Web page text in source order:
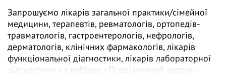
Запрошуємо лікарів загальної практики/сімейної
медицини, терапевтів, ревматологів, ортопедів-
травматологів, гастроентерологів, нефрологів,
дерматологів, клінічних фармакологів, лікарів
функціональної діагностики, лікарів лабораторної
діагностики на вебінар «Псоріатичний артрит –